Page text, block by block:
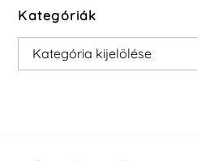
Kategóriák
Kategóriák